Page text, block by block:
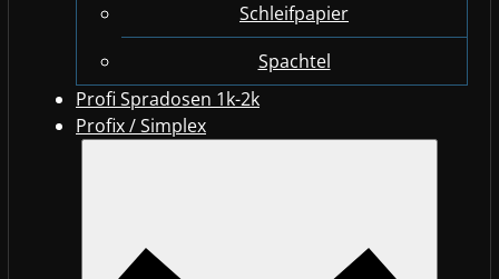
Schleifpapier
Spachtel
Profi Spradosen 1k-2k
Profix / Simplex